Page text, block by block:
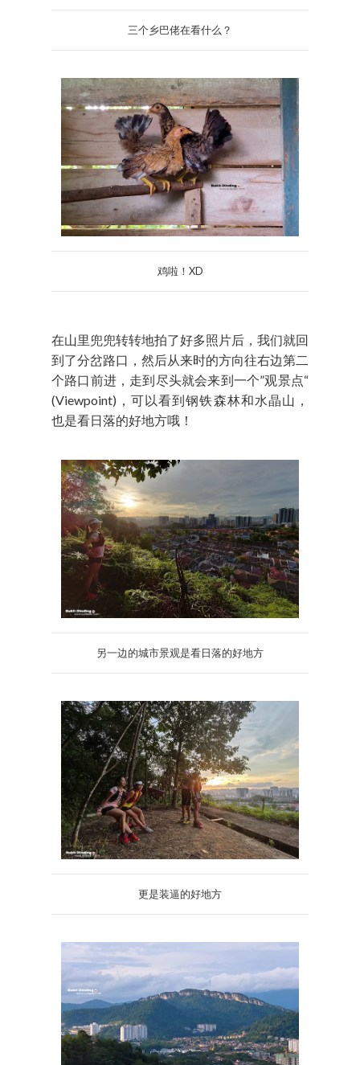
三个乡巴佬在看什么？
鸡啦！XD
在山里兜兜转转地拍了好多照片后，我们就回
到了分岔路口，然后从来时的方向往右边第二
个路口前进，走到尽头就会来到一个”观景点“
(Viewpoint)，可以看到钢铁森林和水晶山，
也是看日落的好地方哦！
另一边的城市景观是看日落的好地方
更是装逼的好地方